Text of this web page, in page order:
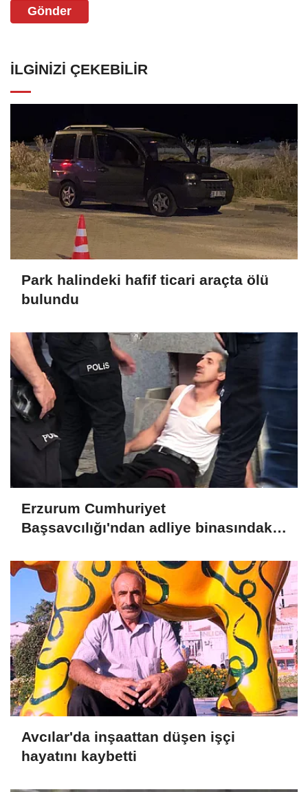
Gönder
İLGINIZI ÇEKEBILIR
Park halindeki hafif ticari araçta ölü
bulundu
Erzurum Cumhuriyet
Başsavcılığı'ndan adliye binasındaki
Avcılar'da inşaattan düşen işçi
hayatını kaybetti